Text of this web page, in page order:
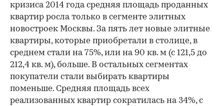
кризиса 2014 года средняя площадь проданных
квартир росла только в сегменте элитных
новостроек Москвы. За пять лет новые элитные
квартиры, которые приобретали в столице, в
среднем стали на 75%, или на 90 кв. м (с 121,5 до
212,4 кв. м), больше. В остальных сегментах
покупатели стали выбирать квартиры
поменьше. Средняя площадь всех
реализованных квартир сократилась на 34%, с